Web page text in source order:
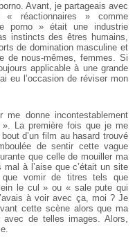
Avant, je partageais avec
« réactionnaires » comme
porno » était une industrie
instincts des êtres humains,
de dominationmasculine et
de nous-mêmes, femmes. Si
applicableà une grande
eu l’occasion de réviser mon
donne incontestablement
». La première fois que je me
d’un film au hasard trouvé
de sentir cette vague
que celle de mouiller ma
mal à l’aiseque c’était un site
vomir de titres tels que
le cul » ou « sale pute qui
à voir avec ça, moi ? Je
cette scène alors que ma
de telles images. Alors,